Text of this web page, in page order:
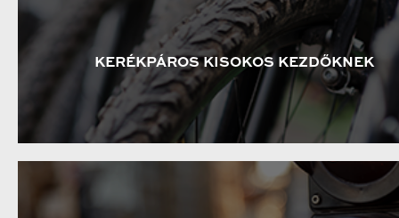
KERÉKPÁROS KISOKOS KEZDŐKNEK